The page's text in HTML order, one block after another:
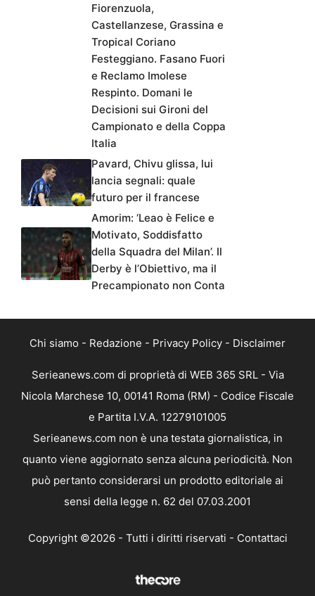
Fiorenzuola,
Castellanzese, Grassina e
Tropical Coriano
Festeggiano. Fasano Fuori
e Reclamo Imolese
Respinto. Domani le
Decisioni sui Gironi del
Campionato e della Coppa
Italia
Pavard, Chivu glissa, lui
lancia segnali: quale
futuro per il francese
Amorim: ‘Leao è Felice e
Motivato, Soddisfatto
della Squadra del Milan’. Il
Derby è l’Obiettivo, ma il
Precampionato non Conta
Chi siamo - Redazione - Privacy Policy - Disclaimer
Serieanews.com di proprietà di WEB 365 SRL - Via
Nicola Marchese 10, 00141 Roma (RM) - Codice Fiscale
e Partita I.V.A. 12279101005
Serieanews.com non è una testata giornalistica, in
quanto viene aggiornato senza alcuna periodicità. Non
può pertanto considerarsi un prodotto editoriale ai
sensi della legge n. 62 del 07.03.2001
Copyright ©2026 - Tutti i diritti riservati - Contattaci